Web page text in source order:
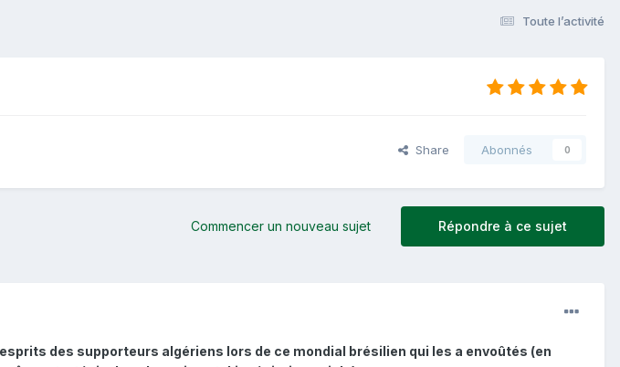
Toute l’activité
Share Abonnés 0
Répondre à ce sujet
Commencer un nouveau sujet
des supporteurs algériens lors de ce mondial brésilien qui les a envoûtés (en